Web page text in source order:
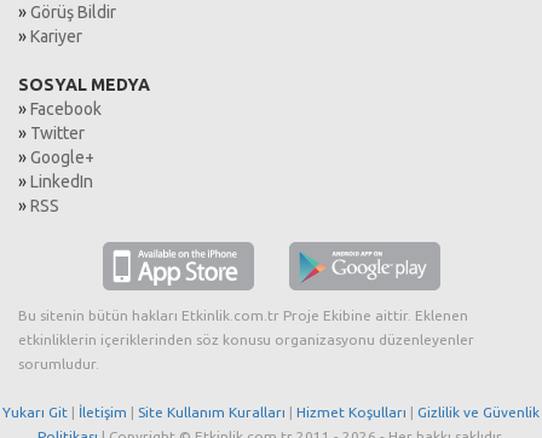
»Görüş Bildir
»Kariyer
SOSYAL MEDYA
»Facebook
» Twitter
»Google+
»LinkedIn
»RSS
Bu sitenin bütün hakları Etkinlik.com.tr Proje Ekibine aittir. Eklenen
etkinliklerin içeriklerinden söz konusu organizasyonu düzenleyenler
sorumludur.
Yukarı Git İletişim Site Kullanım Kuralları Hizmet Koşulları
Gizlilik ve Güvenlik